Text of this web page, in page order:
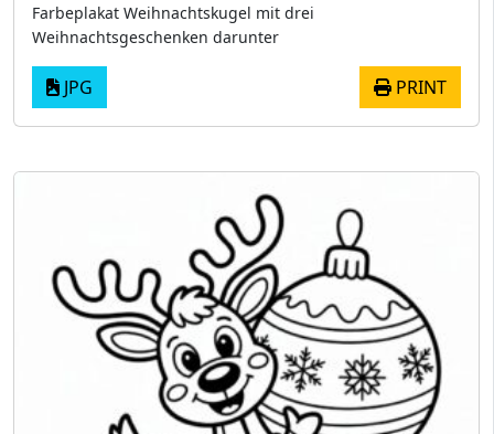
Farbeplakat Weihnachtskugel mit drei
Weihnachtsgeschenken darunter
JPG PRINT